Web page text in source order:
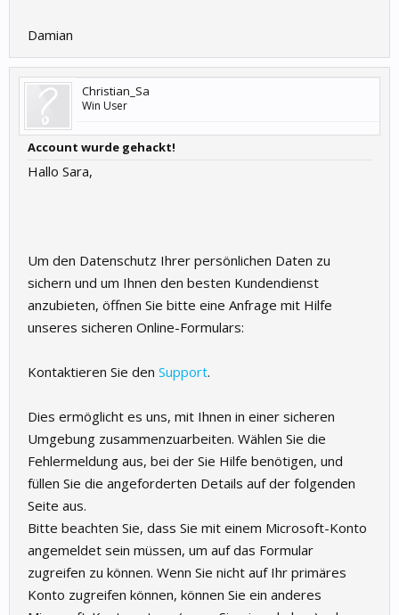
Damian
Christian_Sa
Win User
Account wurde gehackt!
Hallo Sara,
Um den Datenschutz Ihrer persönlichen Daten zu
sichern und um Ihnen den besten Kundendienst
anzubieten, öffnen Sie bitte eine Anfrage mit Hilfe
unseres sicheren Online-Formulars:
Kontaktieren Sie den Support.
Dies ermöglicht es uns, mit Ihnen in einer sicheren
Umgebung zusammenzuarbeiten. Wählen Sie die
Fehlermeldung aus, bei der Sie Hilfe benötigen, und
füllen Sie die angeforderten Details auf der folgenden
Seite aus.
Bitte beachten Sie, dass Sie mit einem Microsoft-Konto
angemeldet sein müssen, um auf das Formular
zugreifen zu können. Wenn Sie nicht auf Ihr primäres
Konto zugreifen können, können Sie ein anderes